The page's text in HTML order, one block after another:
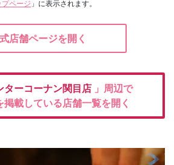
プページ 」に表示されます。
店舗ページを開く
ターコーナン関目店 」周辺で
掲載している店舗一覧を開く